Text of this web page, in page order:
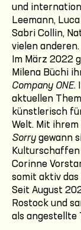
und
Leemann,
Sabri Collin,
vielen anderen.
Im März 2022
Milena Büchi
Company ONE.
aktuellen
künstlerisch
Welt. Mit
Sorry gewann
Kulturschaffen
Corinne
somit aktiv das
Seit August
Rostock und
als angestellte